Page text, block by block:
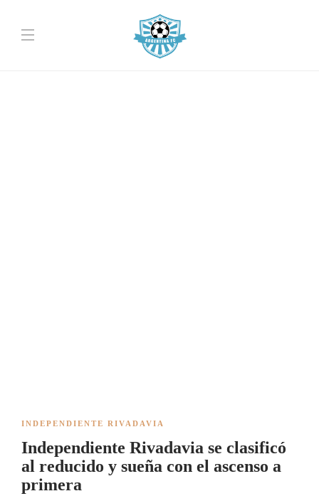
INDEPENDIENTE RIVADAVIA
Independiente Rivadavia se clasificó
al reducido y sueña con el ascenso a
primera